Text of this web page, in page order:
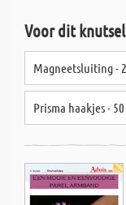
Voor dit
Magneetsluiting -
Prisma haakjes -